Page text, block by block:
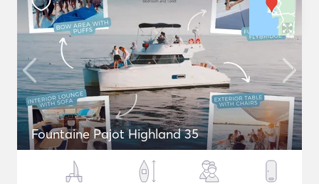
Fountaine Pajot Highland 35